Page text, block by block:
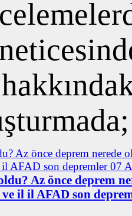
Az önce deprem
il il AFAD son